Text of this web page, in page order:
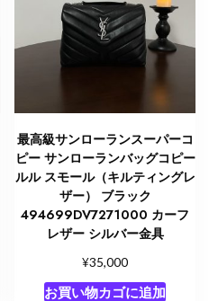
最高級サンローランスーパーコ
ピー サンローランバッグコピー
ルル スモール（キルティングレ
ザー） ブラック
494699DV7271000 カーフ
レザー シルバー金具
¥35,000
お買い物カゴに追加